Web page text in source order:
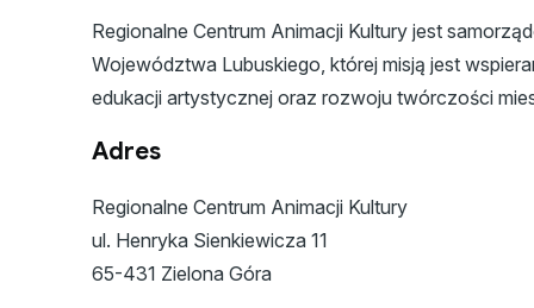
Regionalne Centrum Animacji Kultury jest
Województwa Lubuskiego, której misją jest
edukacji artystycznej oraz rozwoju twórczości
Adres
Regionalne Centrum Animacji Kultury
ul. Henryka Sienkiewicza 11
65-431 Zielona Góra